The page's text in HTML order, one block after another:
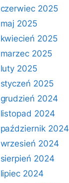
czerwiec 2025
maj 2025
kwiecień 2025
marzec 2025
luty 2025
styczeń 2025
grudzień 2024
listopad 2024
październik 2024
wrzesień 2024
sierpień 2024
lipiec 2024